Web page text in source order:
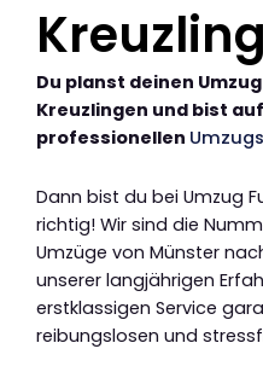
Du planst deinen
Kreuzlingen und bist
professionellen
Dann bist du bei Umzug
richtig! Wir sind die
Umzüge von Münster
unserer langjährigen
erstklassigen Service
reibungslosen und